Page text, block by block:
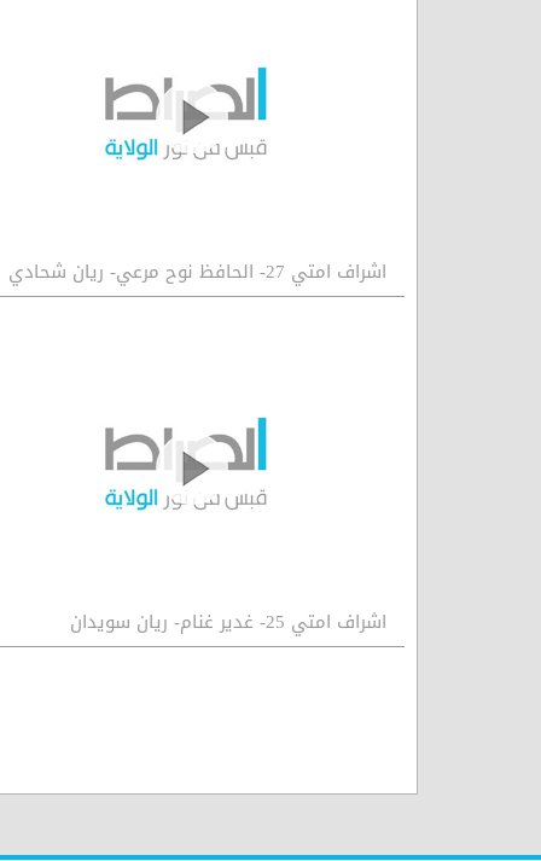
اشراف امتي 27- الحافظ نوح مرعي- ريان شحادي
اشراف امتي 25- غدير غنام- ريان سويدان